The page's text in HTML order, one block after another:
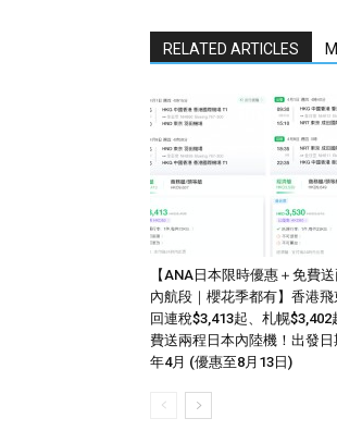
RELATED ARTICLES
【ANA日本限時優惠＋免費
內航段｜櫻花季都有】香港飛
回連稅$3,413起、札幌$3,402
費送兩程日本內陸機！出發日
年4月 (優惠至8月13日)